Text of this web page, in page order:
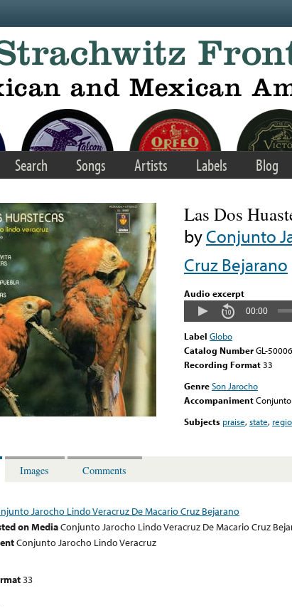
Search Songs Artists Labels Blog
Las Dos
byConjunto
Cruz Bejarano
Audio excerpt
00:00
Label Globo
Catalog NumberGL-50006
Recording Format33
GenreSon Jarocho
Accompaniment
Subjects praise,state,
Images Comments
Jarocho Lindo Veracruz De Macario Cruz Bejarano
on MediaConjunto Jarocho Lindo Veracruz De Macario Cruz
Conjunto Jarocho Lindo Veracruz
33